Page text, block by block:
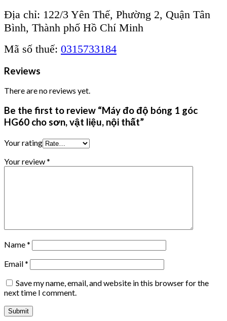
Địa chỉ: 122/3 Yên Thế, Phường 2, Quận Tân
Bình, Thành phố Hồ Chí Minh
Mã số thuế: 0315733184
Reviews
There are no reviews yet.
Be the first to review “Máy đo độ bóng 1 góc
HG60 cho sơn, vật liệu, nội thất”
Your rating
Your review*
Name*
Email*
Save my name, email, and website in this browser for the
next time I comment.